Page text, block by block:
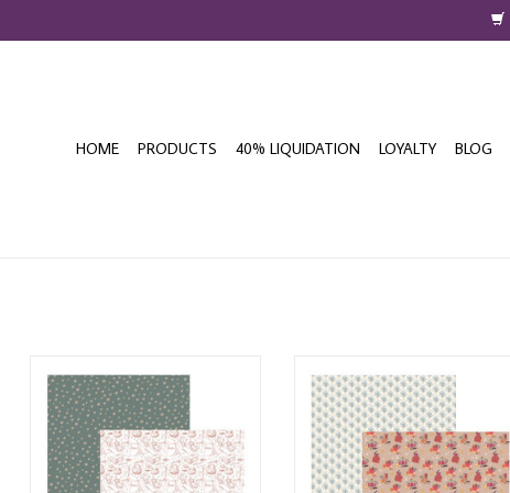
HOME PRODUCTS 40% LIQUIDATION LOYALTY BLOG
BREDELE AND CO #04 12x12
CARDSTOCK
ADD TO CART
BREDELE AND CO #05 12x12
CARDSTOCK
ADD TO CART